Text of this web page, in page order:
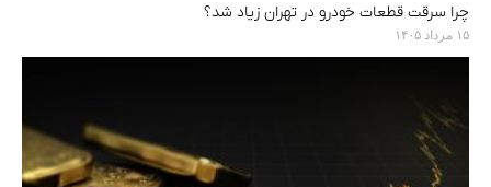
چرا سرقت قطعات خودرو در تهران زیاد شد؟
۱۵ مرداد ۱۴۰۵